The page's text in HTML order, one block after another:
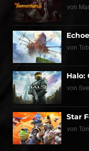
von
von
Halo:
von
Star
von